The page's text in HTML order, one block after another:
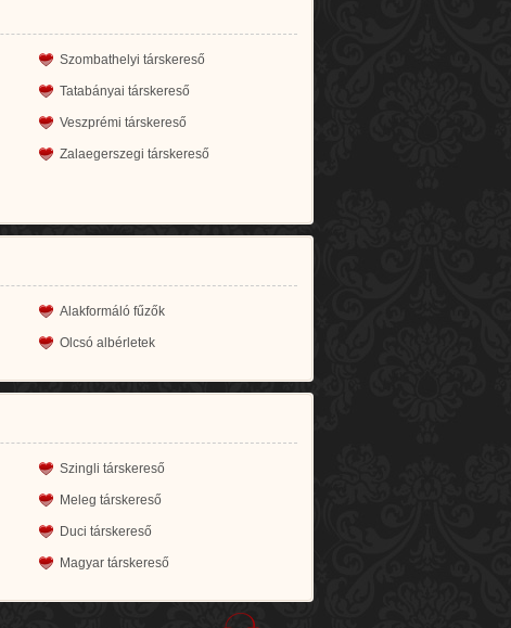
Szombathelyi társkereső
Tatabányai társkereső
Veszprémi társkereső
Zalaegerszegi társkereső
Alakformáló fűzők
Olcsó albérletek
Szingli társkereső
Meleg társkereső
Duci társkereső
Magyar társkereső